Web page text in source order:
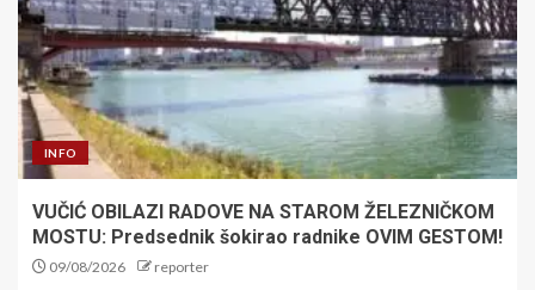
INFO
VUČIĆ OBILAZI RADOVE NA STAROM ŽELEZNIČKOM
MOSTU: Predsednik šokirao radnike OVIM GESTOM!
09/08/2026 reporter